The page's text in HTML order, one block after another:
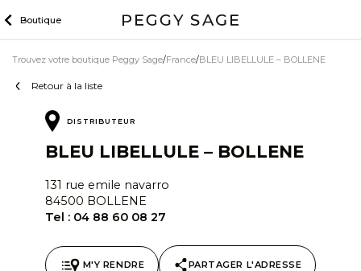
to
Boutique
Retour à la liste
Trouvez votre boutique Peggy Sage France BLEU LIBELLULE – BOLLENE
DISTRIBUTEUR
BLEU LIBELLULE – BOLLENE
131 rue emile navarro
84500 BOLLENE
Tel : 04 88 60 08 27
M'Y RENDRE PARTAGER L'ADRESSE